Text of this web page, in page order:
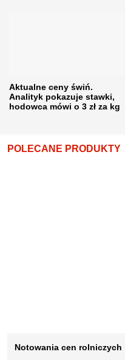
Aktualne ceny świń.
Analityk pokazuje stawki,
hodowca mówi o 3 zł za kg
POLECANE PRODUKTY
Notowania cen rolniczych